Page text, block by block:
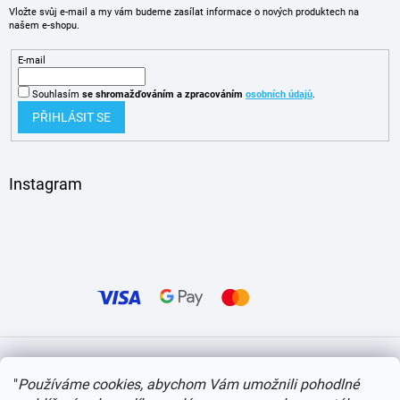
"Používáme cookies, abychom Vám umožnili pohodlné
Vložte svůj e-mail a my vám budeme zasílat informace o nových produktech na
našem e-shopu.
E-mail
Souhlasím se shromažďováním a zpracováním osobních údajů.
PŘIHLÁSIT SE
Instagram